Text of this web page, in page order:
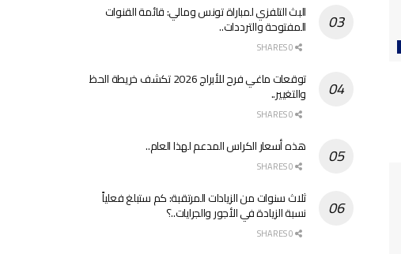
البث التلفزي لمباراة تونس ومالي: قائمة القنوات
المفتوحة والترددات..
توقعات ماغي فرح للأبراج 2026 تكشف خريطة الحظ
والتغيير..
هذه أسعار الكراس المدعم لهذا العام..
ثلاث سنوات من الزيادات المرتقبة: كم ستبلغ فعلياً
نسبة الزيادة في الأجور والجرايات..؟